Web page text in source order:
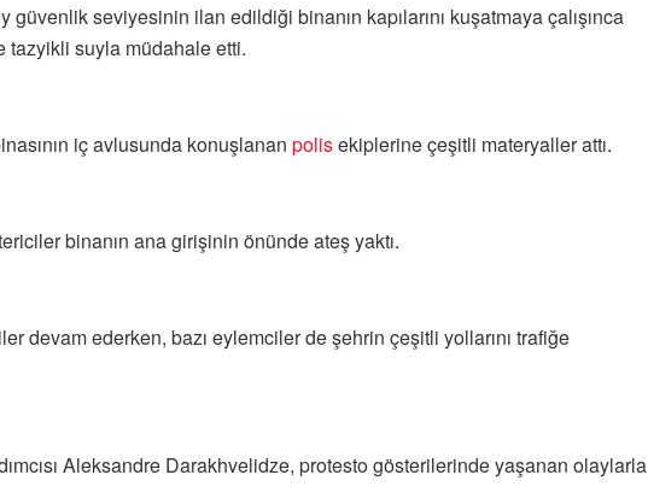
güvenlik seviyesinin ilan edildiği binanın kapılarını kuşatmaya çalışınca
tazyikli suyla müdahale etti.
iç avlusunda konuşlanan polisekiplerine çeşitli materyaller attı.
binanın ana girişinin önünde ateş yaktı.
devam ederken, bazı eylemciler de şehrin çeşitli yollarını trafiğe
Aleksandre Darakhvelidze, protesto gösterilerinde yaşanan olaylarla